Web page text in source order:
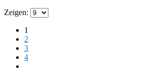
Zeigen:
1
2
3
4